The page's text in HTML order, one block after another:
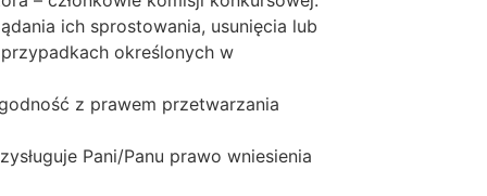
ich sprostowania, usunięcia lub
określonych w
z prawem przetwarzania
Pani/Panu prawo wniesienia